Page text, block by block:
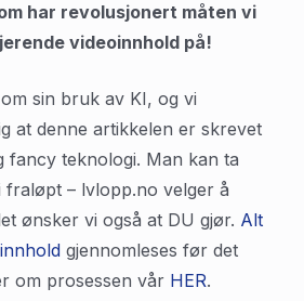
har revolusjonert måten vi
videoinnhold på!
sin bruk av KI, og vi
at denne artikkelen er skrevet
fancy teknologi. Man kan ta
fraløpt – lvlopp.no velger å
ønsker vi også at DU gjør. Alt
gjennomleses før det
om prosessen vår HER.